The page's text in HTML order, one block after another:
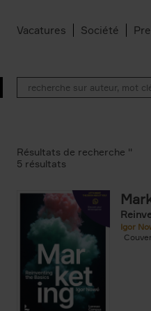
Vacatures Société
filter
Feyter filter
Van Belleghem filter
Résultats de recherche ''
5 résultats
Igor